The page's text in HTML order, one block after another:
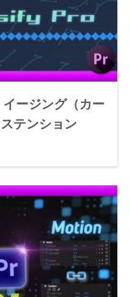
ージング（カー
テンション